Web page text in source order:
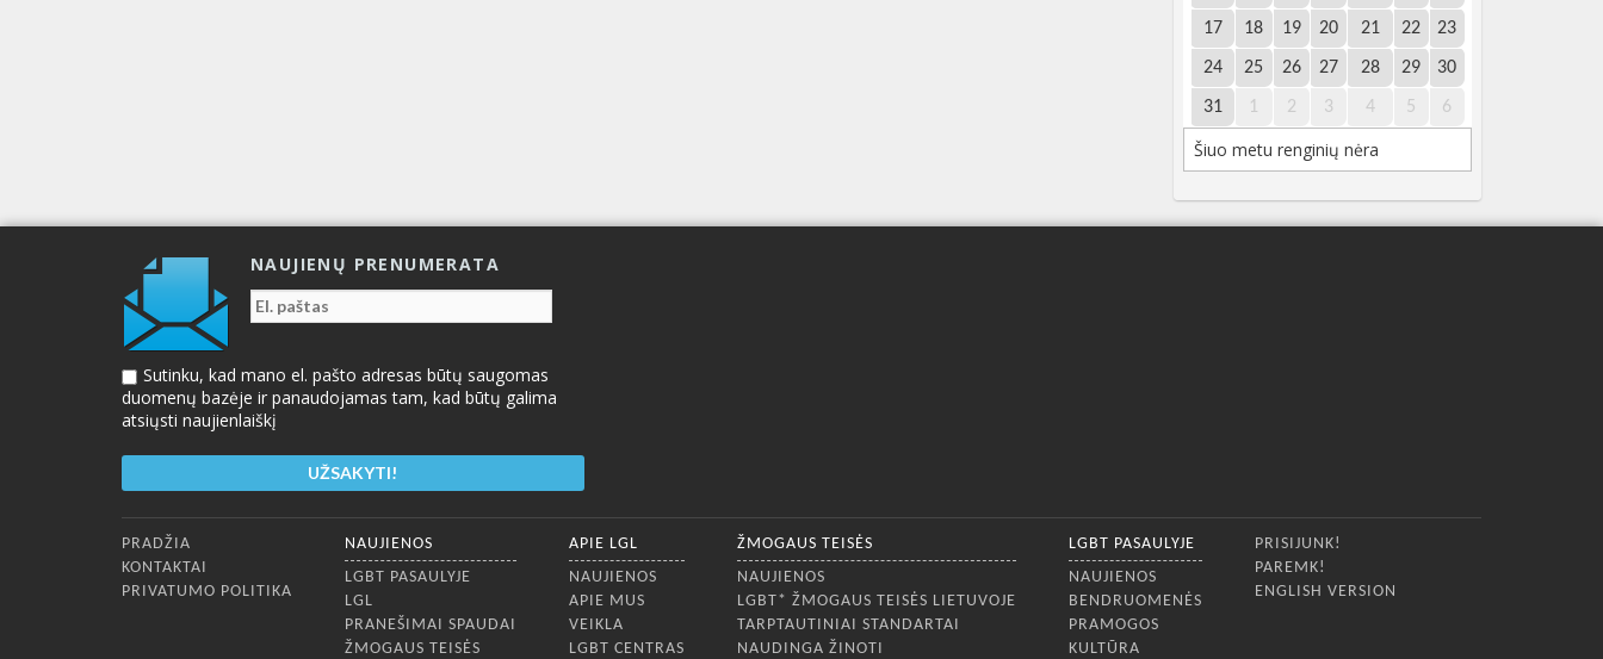
17 18 19 20 21 22 23
24 25 26 27 28 29 30
31 1 2 3 4 5 6
Šiuo metu renginių nėra
NAUJIENŲ PRENUMERATA
Sutinku, kad mano el. pašto adresas būtų saugomas
duomenų bazėje ir panaudojamas tam, kad būtų galima
atsiųsti naujienlaiškį
Apatinis meniu
PRADŽIA
KONTAKTAI
PRIVATUMO POLITIKA
NAUJIENOS
LGBT PASAULYJE
LGL
PRANEŠIMAI SPAUDAI
ŽMOGAUS TEISĖS
APIE LGL
NAUJIENOS
APIE MUS
VEIKLA
LGBT CENTRAS
ŽMOGAUS TEISĖS
NAUJIENOS
LGBT* ŽMOGAUS TEISĖS LIETUVOJE
TARPTAUTINIAI STANDARTAI
NAUDINGA ŽINOTI
LGBT PASAULYJE
NAUJIENOS
BENDRUOMENĖS
PRAMOGOS
KULTŪRA
PRISIJUNK!
PAREMK!
ENGLISH VERSION